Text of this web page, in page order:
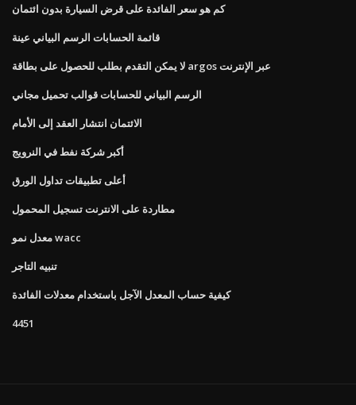
كم هو سعر الفائدة على قرض السيارة بدون ائتمان
قائمة الحسابات الرسم البياني عينة
لا يمكن التقدم بطلب للحصول على بطاقة argos عبر الإنترنت
الرسم البياني للحسابات قوالب تحميل مجاني
الائتمان انتشار العقد إلى الأمام
أكبر شركة نفط في النرويج
أعلى تطبيقات تداول الورق
مطاردة على الانترنت تسجيل المحمول
معدل نمو wacc
تنبيه التاجر
كيفية حساب المعدل الآجل باستخدام معدلات الفائدة
4451